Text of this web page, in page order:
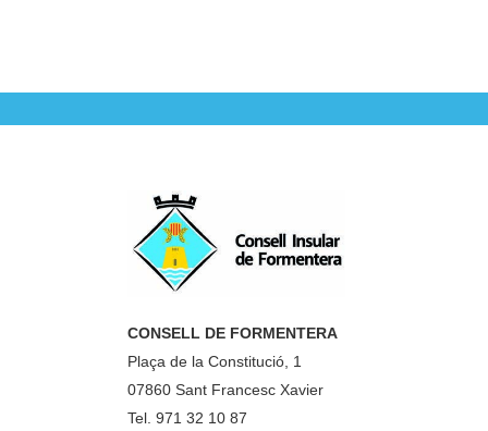
CONSELL DE FORMENTERA
Plaça de la Constitució, 1
07860 Sant Francesc Xavier
Tel. 971 32 10 87